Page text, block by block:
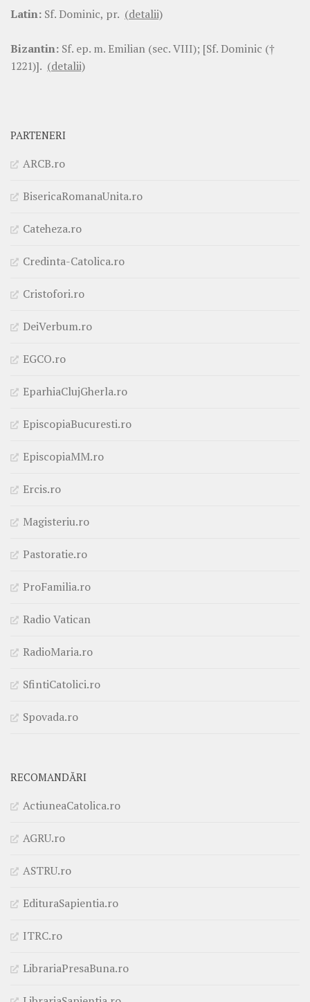
Latin: Sf. Dominic, pr. (detalii)
Bizantin: Sf. ep. m. Emilian (sec. VIII); [Sf. Dominic (†
1221)]. (detalii)
PARTENERI
ARCB.ro
BisericaRomanaUnita.ro
Cateheza.ro
Credinta-Catolica.ro
Cristofori.ro
DeiVerbum.ro
EGCO.ro
EparhiaClujGherla.ro
EpiscopiaBucuresti.ro
EpiscopiaMM.ro
Ercis.ro
Magisteriu.ro
Pastoratie.ro
ProFamilia.ro
Radio Vatican
RadioMaria.ro
SfintiCatolici.ro
Spovada.ro
RECOMANDĂRI
ActiuneaCatolica.ro
AGRU.ro
ASTRU.ro
EdituraSapientia.ro
ITRC.ro
LibrariaPresaBuna.ro